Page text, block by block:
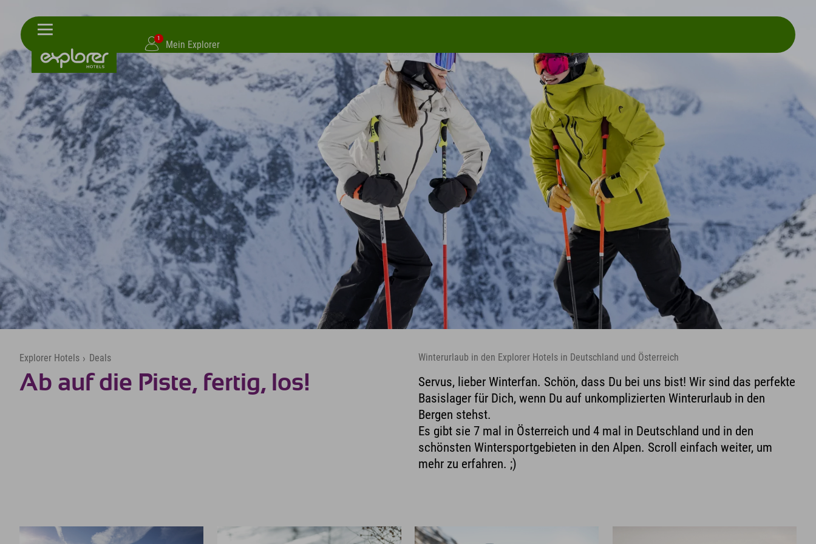
1
Mein Explorer
Explorer Hotels › Deals
Ab auf die Piste, fertig, los!
Winterurlaub in den Explorer Hotels in Deutschland und Österreich
Servus, lieber Winterfan. Schön, dass Du bei uns bist! Wir sind das perfekte
Basislager für Dich, wenn Du auf unkomplizierten Winterurlaub in den
Bergen stehst.
Es gibt sie 7 mal in Österreich und 4 mal in Deutschland und in den
schönsten Wintersportgebieten in den Alpen. Scroll einfach weiter, um
mehr zu erfahren. ;)